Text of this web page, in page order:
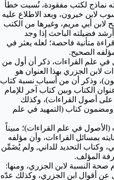
نماذج لكتب مفقودة، نُسبت خطأً
لابن خيرون، وبعد الاطلاع عليه
لابن أبي مريم، وغيرها من الكتب
فضيلته الباحث إذا وجد
متأنية فاحصة؛ لعله يعثر في
الصحيح.
علم القراءات، ذكر أن أول من
الجزري بهذا العنوان هو
وذكر أن من أسباب نسبة كتاب
الكتاب وبين كتاب آخر للإمام
على أصول القراءات)، وكذلك
كتاب (التمهيد في علم
في علم القراءات)؛ مبيناً
بمسائل القراءات، وأن مؤلفه
وكتاب التحديد للداني, ولم يُضَمِّن
المؤلف.
النسبة لابن الجزري، ومنها:
أقوال ابن الجزري، وكذلك عدّه